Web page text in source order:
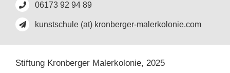
06173 92 94 89
kunstschule (at) kronberger-malerkolonie.com
Stiftung Kronberger Malerkolonie, 2025